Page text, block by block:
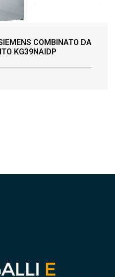
COMBINATO DA
KG39NAIDP